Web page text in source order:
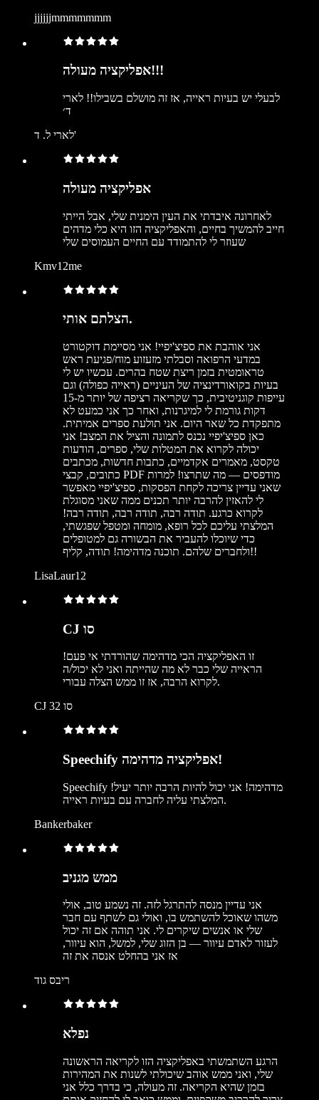
jjjjjjmmmmmmm
אפליקציה מעולה!!!
לבעלי יש בעיות ראייה, אז זה מושלם בשבילו!! לארי
ד׳
לארי ל. ד'
אפליקציה מעולה
לאחרונה איבדתי את העין הימנית שלי, אבל הייתי
חייב להמשיך בחיים, והאפליקציה הזו היא כלי מדהים
שעוזר לי להתמודד עם החיים העמוסים שלי
Kmv12me
הצלתם אותי.
אני אוהבת את ספיצ'יפיי! אני מסיימת דוקטורט
במדעי הרפואה וסבלתי מזעזוע מוח/פגיעת ראש
טראומטית בזמן ריצת שטח בהרים. עכשיו יש לי
בעיות בקואורדינציה של העיניים (ראייה כפולה) וגם
עייפות קוגניטיבית, כך שקריאה רציפה של יותר מ-15
דקות גורמת לי למיגרנות, ואחר כך אני כמעט לא
מתפקדת כל שאר היום. אני תולעת ספרים אמיתית.
כאן ספיצ'יפיי נכנס לתמונה והציל את המצב! אני
יכולה לקרוא את המטלות שלי, ספרים, הודעות
טקסט, מאמרים אקדמיים, כתבות חדשות, מכתבים
כתובים, קבצי PDF מודפסים — מה שתרצו! למרות
שאני עדיין צריכה לקחת הפסקות, ספיצ'יפיי מאפשר
לי להאזין להרבה יותר תכנים ממה שאני מסוגלת
לקרוא כרגע. תודה רבה, תודה רבה, תודה רבה!
המלצתי עליכם לכל רופא, מומחה ומטפל שפגשתי,
כדי שיוכלו להעביר את הבשורה גם למטופלים
ולחברים שלהם. תוכנה מדהימה! תודה, קליף!!
LisaLaur12
CJ סו
זו האפליקציה הכי מדהימה שהורדתי אי פעם!
הראייה שלי כבר לא מה שהייתה ואני לא יכול/ה
לקרוא הרבה, אז זו ממש הצלה עבורי.
CJ סו 32
Speechify אפליקציה מדהימה!
Speechify מדהימה! אני יכול להיות הרבה יותר יעיל!
המלצתי עליה לחברה עם בעיות ראייה.
Bankerbaker
ממש מגניב
אני עדיין מנסה להתרגל לזה. זה נשמע טוב, אולי
משהו שאוכל להשתמש בו, ואולי גם לשתף עם חבר
שלי או אנשים שיקרים לי. אני תוהה אם זה יכול
לעזור לאדם עיוור — בן הזוג שלי, למשל, הוא עיוור,
אז אני בהחלט אנסה את זה
ריבס גוד
נפלא
הרגע השתמשתי באפליקציה הזו לקריאה הראשונה
שלי, ואני ממש אוהב שיכולתי לשנות את המהירות
בזמן שהיא הקריאה. זה מעולה, כי בדרך כלל אני